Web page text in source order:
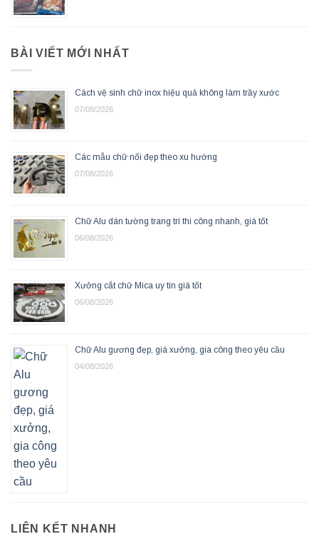
BÀI VIẾT MỚI NHẤT
Cách vệ sinh chữ inox hiệu quả không làm trầy xước
07/08/2026
Các mẫu chữ nổi đẹp theo xu hướng
07/08/2026
Chữ Alu dán tường trang trí thi công nhanh, giá tốt
06/08/2026
Xưởng cắt chữ Mica uy tín giá tốt
06/08/2026
Chữ Alu gương đẹp, giá xưởng, gia công theo yêu cầu
04/08/2026
LIÊN KẾT NHANH